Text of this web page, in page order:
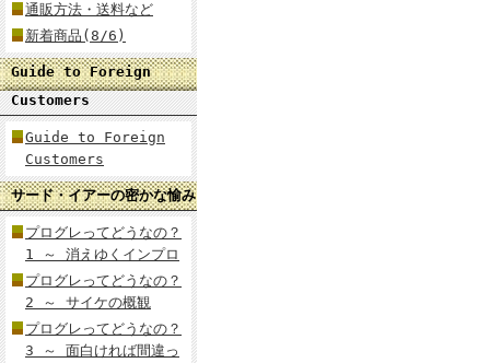
通販方法・送料など
新着商品(8/6)
Guide to Foreign
Customers
Guide to Foreign
Customers
サード・イアーの密かな愉み
プログレってどうなの？
1 ～ 消えゆくインプロ
プログレってどうなの？
2 ～ サイケの概観
プログレってどうなの？
3 ～ 面白ければ間違っ